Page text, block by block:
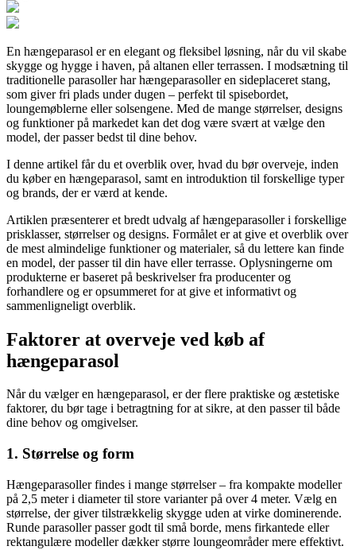
En hængeparasol er en elegant og fleksibel løsning, når du vil skabe
skygge og hygge i haven, på altanen eller terrassen. I modsætning til
traditionelle parasoller har hængeparasoller en sideplaceret stang,
som giver fri plads under dugen – perfekt til spisebordet,
loungemøblerne eller solsengene. Med de mange størrelser, designs
og funktioner på markedet kan det dog være svært at vælge den
model, der passer bedst til dine behov.
I denne artikel får du et overblik over, hvad du bør overveje, inden
du køber en hængeparasol, samt en introduktion til forskellige typer
og brands, der er værd at kende.
Artiklen præsenterer et bredt udvalg af hængeparasoller i forskellige
prisklasser, størrelser og designs. Formålet er at give et overblik over
de mest almindelige funktioner og materialer, så du lettere kan finde
en model, der passer til din have eller terrasse. Oplysningerne om
produkterne er baseret på beskrivelser fra producenter og
forhandlere og er opsummeret for at give et informativt og
sammenligneligt overblik.
Faktorer at overveje ved køb af
hængeparasol
Når du vælger en hængeparasol, er der flere praktiske og æstetiske
faktorer, du bør tage i betragtning for at sikre, at den passer til både
dine behov og omgivelser.
1. Størrelse og form
Hængeparasoller findes i mange størrelser – fra kompakte modeller
på 2,5 meter i diameter til store varianter på over 4 meter. Vælg en
størrelse, der giver tilstrækkelig skygge uden at virke dominerende.
Runde parasoller passer godt til små borde, mens firkantede eller
rektangulære modeller dækker større loungeområder mere effektivt.